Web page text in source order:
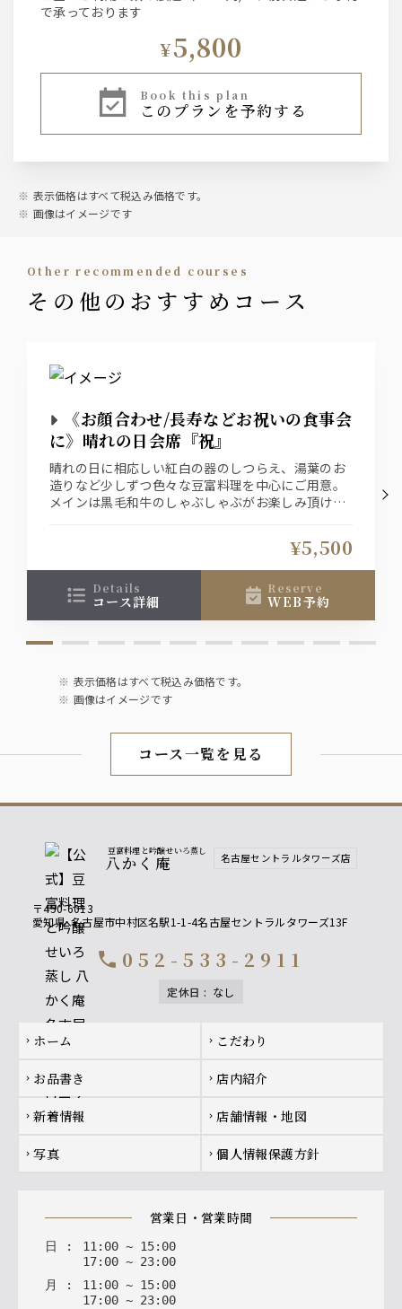
で承っております
¥5,800
book this plan
このプランを予約する
表示価格はすべて税込み価格です。
画像はイメージです
other recommended courses
その他のおすすめコース
《お顔合わせ/長寿などお祝いの食事会
に》晴れの日会席『祝』
晴れの日に相応しい紅白の器のしつらえ、湯葉のお
造りなど少しずつ色々な豆富料理を中心にご用意。
メインは黒毛和牛のしゃぶしゃぶがお楽しみ頂ける
¥5,500
details
コース詳細
reserve
WEB予約
表示価格はすべて税込み価格です。
画像はイメージです
コース一覧を見る
豆富料理と吟醸せいろ蒸し
八かく庵 名古屋セントラルタワーズ店
〒450-6013
愛知県 名古屋市中村区名駅1-1-4名古屋セントラルタワーズ13F
call 052-533-2911
定休日 : なし
Footer navigation
chevron_right ホーム chevron_right こだわり
chevron_right お品書き chevron_right 店内紹介
chevron_right 新着情報 chevron_right 店舗情報・地図
chevron_right 写真 chevron_right 個人情報保護方針
営業日・営業時間
日 : 11 : 00 ~ 15: 00
17: 00 ~ 23: 00
月
: 11 : 00 ~ 15: 00
17: 00 ~ 23: 00